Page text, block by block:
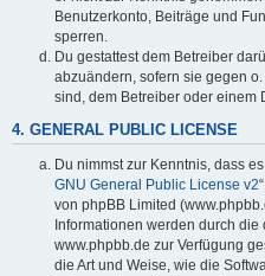
Benutzerkonto, Beiträge und
sperren.
Du gestattest dem Betreiber
abzuändern, sofern sie gegen
sind, dem Betreiber oder einem
4. GENERAL PUBLIC LICENSE
Du nimmst zur Kenntnis, dass
GNU General Public License v2
von phpBB Limited
Informationen werden durch
www.phpbb.de zur Verfügung
die Art und Weise, wie die